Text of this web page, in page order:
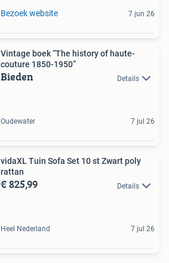
Bezoek website 7 jun 26
Vintage boek “The history of haute-
couture 1850-1950”
Bieden Details
Oudewater 7 jul 26
vidaXL Tuin Sofa Set 10 st Zwart poly
rattan
€ 825,99 Details
Heel Nederland 7 jul 26